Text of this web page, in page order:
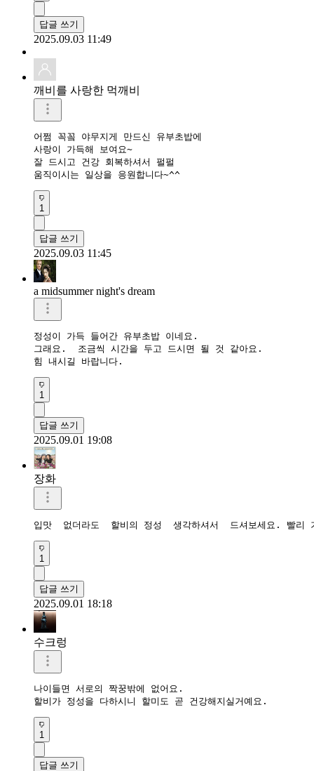
답글 쓰기
2025.09.03 11:49
깨비를 사랑한 먹깨비
어쩜 꼭꽄 야무지게 만드신 유부초밥에
사랑이 가득해 보여요~
잘 드시고 건강 회복하셔서 펄펄
움직이시는 일상을 응원합니다~^^
1
답글 쓰기
2025.09.03 11:45
a midsummer night's dream
정성이 가득 들어간 유부초밥 이네요.
그래요.  조금씩 시간을 두고 드시면 될 것 같아요.
힘 내시길 바랍니다.
1
답글 쓰기
2025.09.01 19:08
장화
입맛  없더라도  할비의 정성  생각하셔서  드셔보세요. 빨리
1
답글 쓰기
2025.09.01 18:18
수크렁
나이들면 서로의 짝꿍밖에 없어요.
할비가 정성을 다하시니 할미도 곧 건강해지실거예요.
1
답글 쓰기